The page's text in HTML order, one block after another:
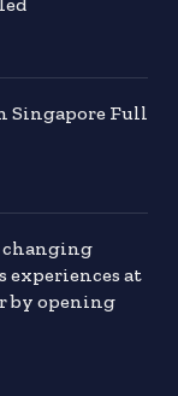
Singapore Full
changing
experiences at
by opening